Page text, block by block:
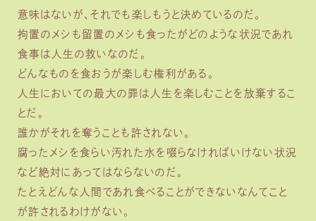
意味はないが、それでも楽しもうと決めているのだ。
拘置のメシも留置のメシも食ったがどのような状況であれ
食事は人生の救いなのだ。
どんなものを食おうが楽しむ権利がある。
人生においての最大の罪は人生を楽しむことを放棄するこ
とだ。
誰かがそれを奪うことも許されない。
腐ったメシを食らい汚れた水を啜らなければいけない状況
など絶対にあってはならないのだ。
たとえどんな人間であれ食べることができないなんてこと
が許されるわけがない。